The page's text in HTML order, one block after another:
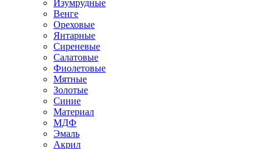
Изумрудные
Венге
Ореховые
Янтарные
Сиреневые
Салатовые
Фиолетовые
Мятные
Золотые
Синие
Материал
МДФ
Эмаль
Акрил